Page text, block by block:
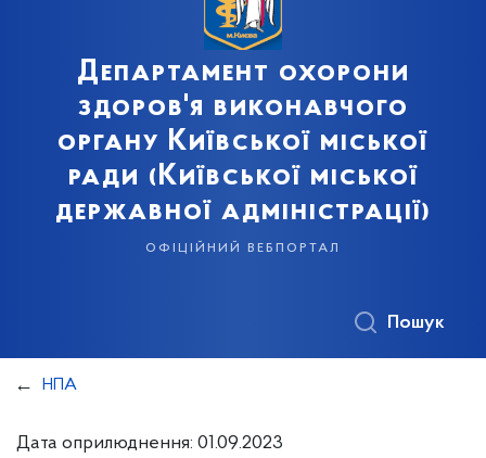
Департамент охорони
здоров'я виконавчого
органу Київської міської
ради (Київської міської
державної адміністрації)
офіційний вебпортал
Пошук
НПА
Дата оприлюднення: 01.09.2023